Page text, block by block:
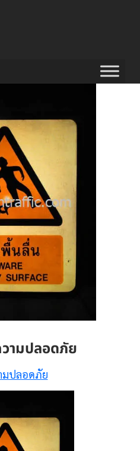
ามปลอดภัย
มปลอดภัย